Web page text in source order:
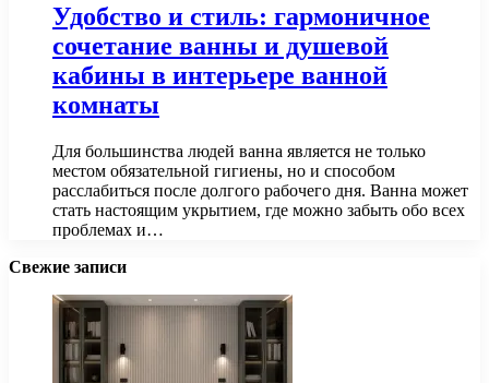
Удобство и стиль: гармоничное
сочетание ванны и душевой
кабины в интерьере ванной
комнаты
Для большинства людей ванна является не только
местом обязательной гигиены, но и способом
расслабиться после долгого рабочего дня. Ванна может
стать настоящим укрытием, где можно забыть обо всех
проблемах и…
Свежие записи